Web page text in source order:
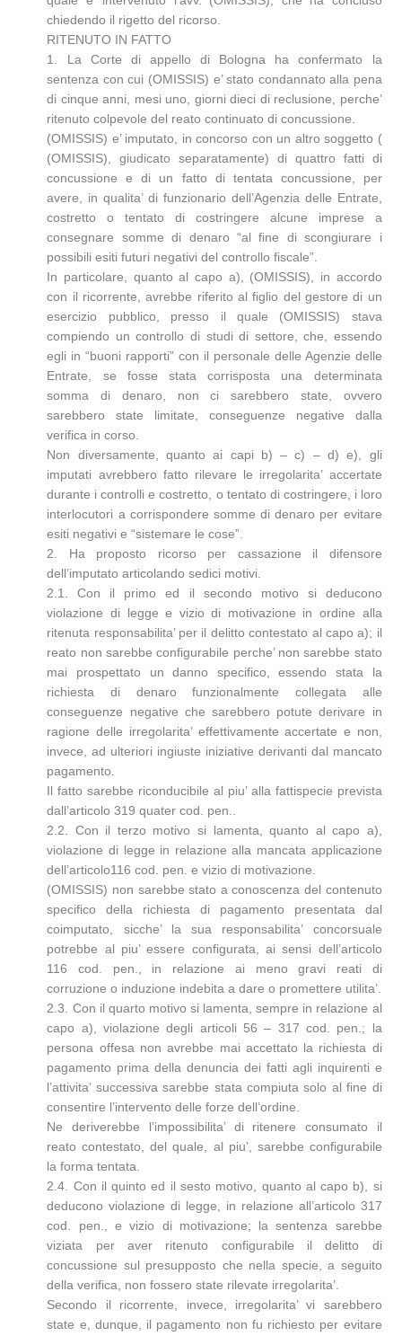
chiedendo il rigetto del ricorso.
RITENUTO IN FATTO
1. La Corte di appello di Bologna ha confermato la
sentenza con cui (OMISSIS) e’ stato condannato alla pena
di cinque anni, mesi uno, giorni dieci di reclusione, perche’
ritenuto colpevole del reato continuato di concussione.
(OMISSIS) e’ imputato, in concorso con un altro soggetto (
(OMISSIS), giudicato separatamente) di quattro fatti di
concussione e di un fatto di tentata concussione, per
avere, in qualita’ di funzionario dell’Agenzia delle Entrate,
costretto o tentato di costringere alcune imprese a
consegnare somme di denaro “al fine di scongiurare i
possibili esiti futuri negativi del controllo fiscale”.
In particolare, quanto al capo a), (OMISSIS), in accordo
con il ricorrente, avrebbe riferito al figlio del gestore di un
esercizio pubblico, presso il quale (OMISSIS) stava
compiendo un controllo di studi di settore, che, essendo
egli in “buoni rapporti” con il personale delle Agenzie delle
Entrate, se fosse stata corrisposta una determinata
somma di denaro, non ci sarebbero state, ovvero
sarebbero state limitate, conseguenze negative dalla
verifica in corso.
Non diversamente, quanto ai capi b) – c) – d) e), gli
imputati avrebbero fatto rilevare le irregolarita’ accertate
durante i controlli e costretto, o tentato di costringere, i loro
interlocutori a corrispondere somme di denaro per evitare
esiti negativi e “sistemare le cose”.
2. Ha proposto ricorso per cassazione il difensore
dell’imputato articolando sedici motivi.
2.1. Con il primo ed il secondo motivo si deducono
violazione di legge e vizio di motivazione in ordine alla
ritenuta responsabilita’ per il delitto contestato al capo a); il
reato non sarebbe configurabile perche’ non sarebbe stato
mai prospettato un danno specifico, essendo stata la
richiesta di denaro funzionalmente collegata alle
conseguenze negative che sarebbero potute derivare in
ragione delle irregolarita’ effettivamente accertate e non,
invece, ad ulteriori ingiuste iniziative derivanti dal mancato
pagamento.
Il fatto sarebbe riconducibile al piu’ alla fattispecie prevista
dall’articolo 319 quater cod. pen..
2.2. Con il terzo motivo si lamenta, quanto al capo a),
violazione di legge in relazione alla mancata applicazione
dell’articolo116 cod. pen. e vizio di motivazione.
(OMISSIS) non sarebbe stato a conoscenza del contenuto
specifico della richiesta di pagamento presentata dal
coimputato, sicche’ la sua responsabilita’ concorsuale
potrebbe al piu’ essere configurata, ai sensi dell’articolo
116 cod. pen., in relazione ai meno gravi reati di
corruzione o induzione indebita a dare o promettere utilita’.
2.3. Con il quarto motivo si lamenta, sempre in relazione al
capo a), violazione degli articoli 56 – 317 cod. pen.; la
persona offesa non avrebbe mai accettato la richiesta di
pagamento prima della denuncia dei fatti agli inquirenti e
l’attivita’ successiva sarebbe stata compiuta solo al fine di
consentire l’intervento delle forze dell’ordine.
Ne deriverebbe l’impossibilita’ di ritenere consumato il
reato contestato, del quale, al piu’, sarebbe configurabile
la forma tentata.
2.4. Con il quinto ed il sesto motivo, quanto al capo b), si
deducono violazione di legge, in relazione all’articolo 317
cod. pen., e vizio di motivazione; la sentenza sarebbe
viziata per aver ritenuto configurabile il delitto di
concussione sul presupposto che nella specie, a seguito
della verifica, non fossero state rilevate irregolarita’.
Secondo il ricorrente, invece, irregolarita’ vi sarebbero
state e, dunque, il pagamento non fu richiesto per evitare